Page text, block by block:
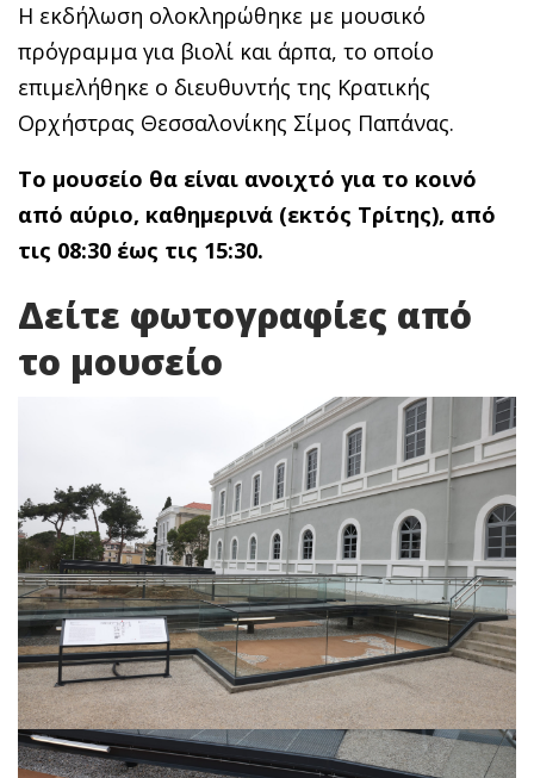
Η εκδήλωση ολοκληρώθηκε με μουσικό
πρόγραμμα για βιολί και άρπα, το οποίο
επιμελήθηκε ο διευθυντής της Κρατικής
Ορχήστρας Θεσσαλονίκης Σίμος Παπάνας.
Το μουσείο θα είναι ανοιχτό για το κοινό
από αύριο, καθημερινά (εκτός Τρίτης), από
τις 08:30 έως τις 15:30.
Δείτε φωτογραφίες από
το μουσείο